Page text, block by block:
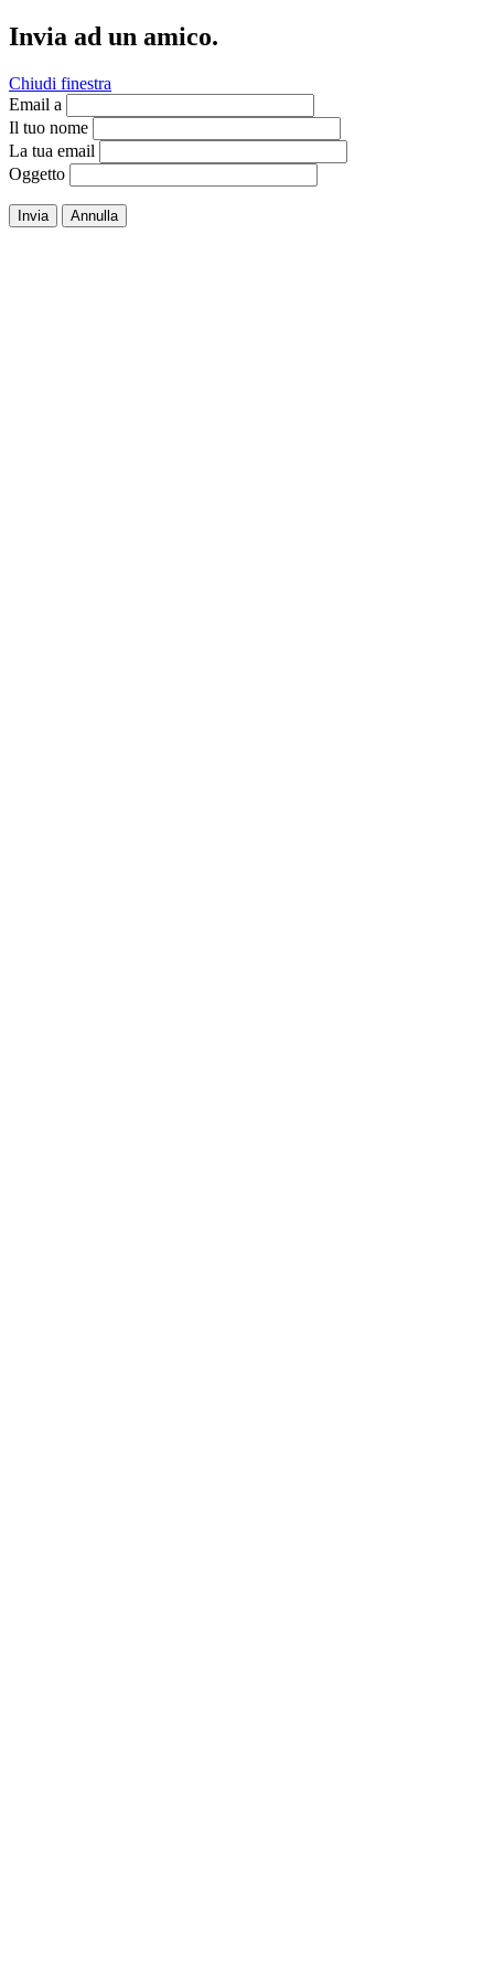
Invia ad un amico.
Chiudi finestra
Email a
Il tuo nome
La tua email
Oggetto
Invia Annulla